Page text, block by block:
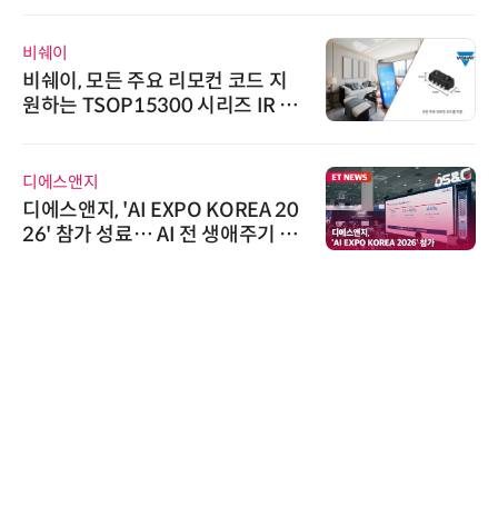
비쉐이
비쉐이, 모든 주요 리모컨 코드 지
원하는 TSOP15300 시리즈 IR 수
디에스앤지
디에스앤지, 'AI EXPO KOREA 20
26' 참가 성료… AI 전 생애주기 아